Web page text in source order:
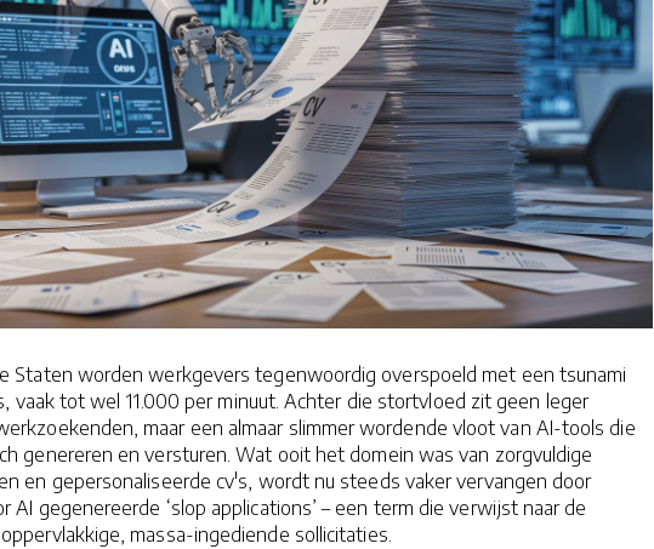
Staten worden werkgevers tegenwoordig overspoeld met een tsunami
vaak tot wel 11.000 per minuut. Achter die stortvloed zit geen leger
maar een almaar slimmer wordende vloot van AI-tools die
genereren en versturen. Wat ooit het domein was van zorgvuldige
en gepersonaliseerde cv's, wordt nu steeds vaker vervangen door
AI gegenereerde ‘slop applications’ – een term die verwijst naar de
massa-ingediende sollicitaties.